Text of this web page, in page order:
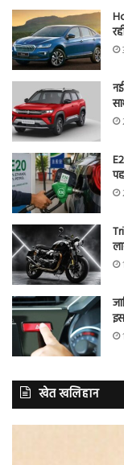
खेत खलिहान